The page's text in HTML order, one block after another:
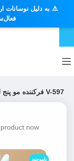
فرکننده مو پنج لول وی جی آر مدل V-597
now!
ناموجود
⚠️ به دلیل نوسانات